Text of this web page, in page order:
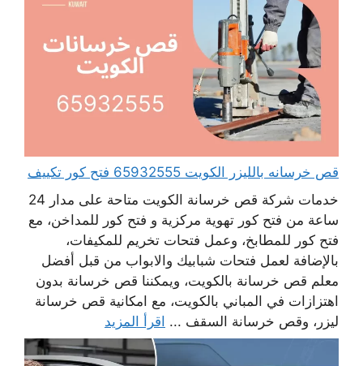
قص خرسانه بالليزر الكويت 65932555 فتح كور تكييف
خدمات شركة قص خرسانة الكويت متاحة على مدار 24
ساعة من فتح كور تهوية مركزية و فتح كور للمداخن، مع
فتح كور للمطابخ، وعمل فتحات تخريم للمكيفات،
بالإضافة لعمل فتحات شبابيك والابواب من قبل أفضل
معلم قص خرسانة بالكويت، ويمكننا قص خرسانة بدون
اهتزازات في المباني بالكويت، مع امكانية قص خرسانة
ليزر، وقص خرسانة السقف ... اقرأ المزيد